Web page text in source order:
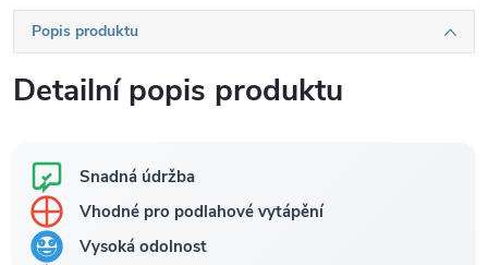
Popis produktu
Detailní popis produktu
Snadná údržba
Vhodné pro podlahové vytápění
Vysoká odolnost